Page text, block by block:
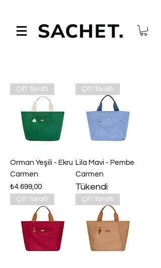
Çift Taraflı
Orman Yeşili - Ekru
Carmen
Fiyat
₺4.699,00
Çift Taraflı
Lila Mavi - Pembe
Carmen
Tükendi
Çift Taraflı Çift Taraflı